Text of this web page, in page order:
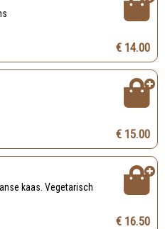
€ 14.00
€ 15.00
kaas. Vegetarisch
€ 16.50